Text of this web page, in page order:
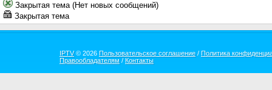
Закрытая тема (Нет новых сообщений)
Закрытая тема
IPTV© 2026 Пользовательское соглашение / Политика
Правообладателям / Контакты